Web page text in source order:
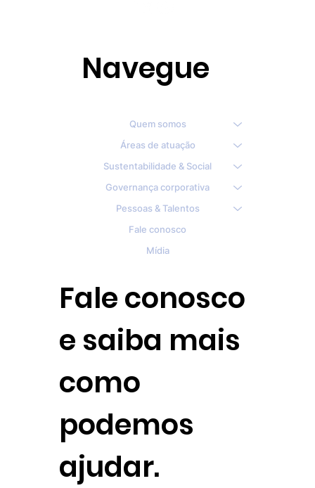
Navegue
Quem somos
Áreas de atuação
Sustentabilidade & Social
Governança corporativa
Pessoas & Talentos
Fale conosco
Mídia
Fale conosco
e saiba mais
como
podemos
ajudar.